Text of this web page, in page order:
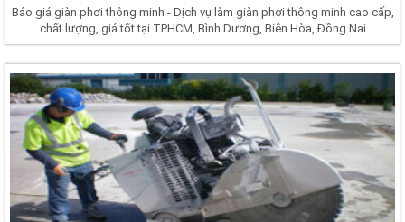
Báo giá giàn phơi thông minh - Dịch vụ làm giàn phơi thông minh cao cấp,
chất lượng, giá tốt tại TPHCM, Bình Dương, Biên Hòa, Đồng Nai